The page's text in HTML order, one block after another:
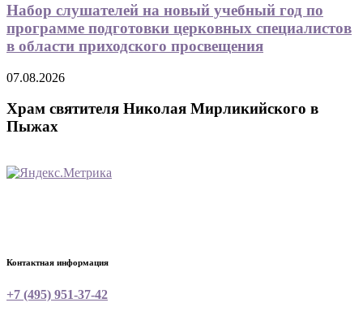
Набор слушателей на новый учебный год по
программе подготовки церковных специалистов
в области приходского просвещения
07.08.2026
Храм святителя Николая Мирликийского в
Пыжах
Контактная информация
+7 (495) 951-37-42